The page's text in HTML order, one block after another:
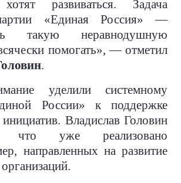
развиваться. Задача
«Единая Россия» —
такую неравнодушную
помогать», — отметил
.
уделили системному
России» к поддержке
Владислав Головин
что уже реализовано
направленных на развитие